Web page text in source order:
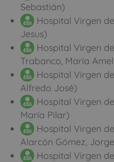
Sebastián)
Hospital Virgen
Jesus)
Hospital Virgen
Trabanco, María
Hospital Virgen
Alfredo José)
Hospital Virgen
María Pilar)
Hospital Virgen
Alarcón Gómez,
Hospital Virgen